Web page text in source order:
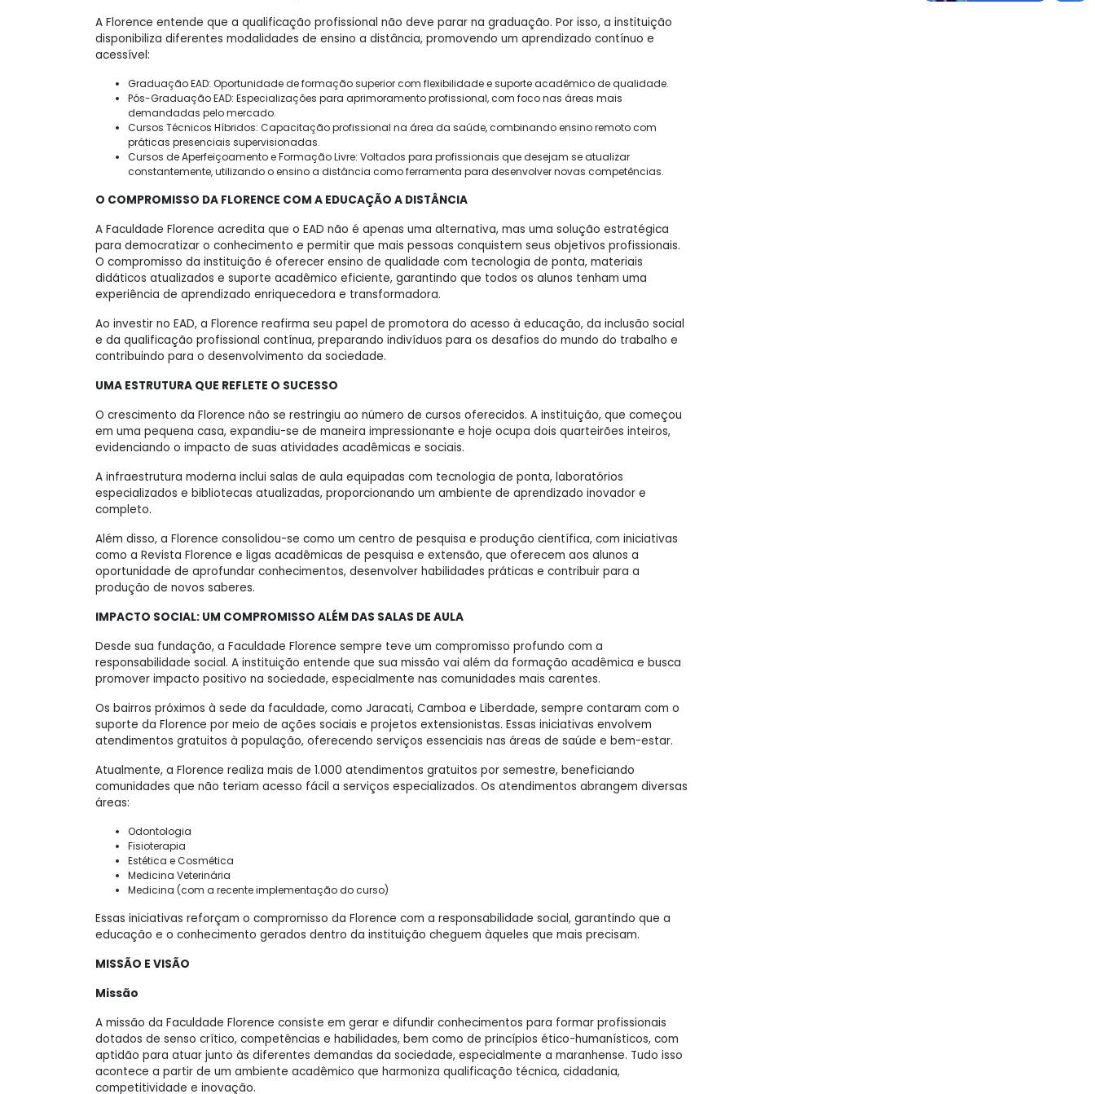
A Florence entende que a qualificação profissional não deve parar na graduação. Por isso, a instituição
disponibiliza diferentes modalidades de ensino a distância, promovendo um aprendizado contínuo e
acessível:
Graduação EAD: Oportunidade de formação superior com flexibilidade e suporte acadêmico de qualidade.
Pós-Graduação EAD: Especializações para aprimoramento profissional, com foco nas áreas mais
demandadas pelo mercado.
Cursos Técnicos Híbridos: Capacitação profissional na área da saúde, combinando ensino remoto com
práticas presenciais supervisionadas.
Cursos de Aperfeiçoamento e Formação Livre: Voltados para profissionais que desejam se atualizar
constantemente, utilizando o ensino a distância como ferramenta para desenvolver novas competências.
O COMPROMISSO DA FLORENCE COM A EDUCAÇÃO A DISTÂNCIA
A Faculdade Florence acredita que o EAD não é apenas uma alternativa, mas uma solução estratégica
para democratizar o conhecimento e permitir que mais pessoas conquistem seus objetivos profissionais.
O compromisso da instituição é oferecer ensino de qualidade com tecnologia de ponta, materiais
didáticos atualizados e suporte acadêmico eficiente, garantindo que todos os alunos tenham uma
experiência de aprendizado enriquecedora e transformadora.
Ao investir no EAD, a Florence reafirma seu papel de promotora do acesso à educação, da inclusão social
e da qualificação profissional contínua, preparando indivíduos para os desafios do mundo do trabalho e
contribuindo para o desenvolvimento da sociedade.
UMA ESTRUTURA QUE REFLETE O SUCESSO
O crescimento da Florence não se restringiu ao número de cursos oferecidos. A instituição, que começou
em uma pequena casa, expandiu-se de maneira impressionante e hoje ocupa dois quarteirões inteiros,
evidenciando o impacto de suas atividades acadêmicas e sociais.
A infraestrutura moderna inclui salas de aula equipadas com tecnologia de ponta, laboratórios
especializados e bibliotecas atualizadas, proporcionando um ambiente de aprendizado inovador e
completo.
Além disso, a Florence consolidou-se como um centro de pesquisa e produção científica, com iniciativas
como a Revista Florence e ligas acadêmicas de pesquisa e extensão, que oferecem aos alunos a
oportunidade de aprofundar conhecimentos, desenvolver habilidades práticas e contribuir para a
produção de novos saberes.
IMPACTO SOCIAL: UM COMPROMISSO ALÉM DAS SALAS DE AULA
Desde sua fundação, a Faculdade Florence sempre teve um compromisso profundo com a
responsabilidade social. A instituição entende que sua missão vai além da formação acadêmica e busca
promover impacto positivo na sociedade, especialmente nas comunidades mais carentes.
Os bairros próximos à sede da faculdade, como Jaracati, Camboa e Liberdade, sempre contaram com o
suporte da Florence por meio de ações sociais e projetos extensionistas. Essas iniciativas envolvem
atendimentos gratuitos à população, oferecendo serviços essenciais nas áreas de saúde e bem-estar.
Atualmente, a Florence realiza mais de 1.000 atendimentos gratuitos por semestre, beneficiando
comunidades que não teriam acesso fácil a serviços especializados. Os atendimentos abrangem diversas
áreas:
Odontologia
Fisioterapia
Estética e Cosmética
Medicina Veterinária
Medicina (com a recente implementação do curso)
Essas iniciativas reforçam o compromisso da Florence com a responsabilidade social, garantindo que a
educação e o conhecimento gerados dentro da instituição cheguem àqueles que mais precisam.
MISSÃO E VISÃO
Missão
A missão da Faculdade Florence consiste em gerar e difundir conhecimentos para formar profissionais
dotados de senso crítico, competências e habilidades, bem como de princípios ético-humanísticos, com
aptidão para atuar junto às diferentes demandas da sociedade, especialmente a maranhense. Tudo isso
acontece a partir de um ambiente acadêmico que harmoniza qualificação técnica, cidadania,
competitividade e inovação.